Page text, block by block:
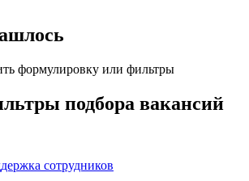
формулировку или фильтры
подбора вакансий
сотрудников